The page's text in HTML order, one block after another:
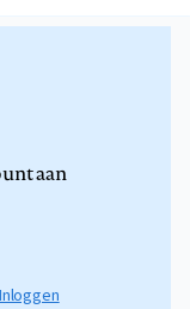
aan
Inloggen